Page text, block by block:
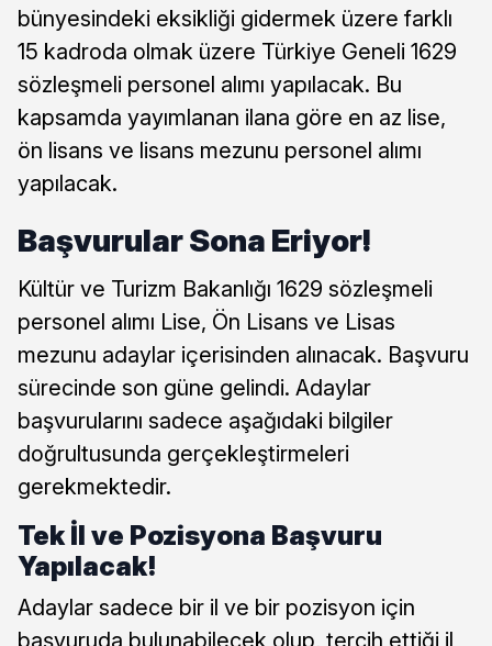
bünyesindeki eksikliği gidermek üzere farklı
15 kadroda olmak üzere Türkiye Geneli 1629
sözleşmeli personel alımı yapılacak. Bu
kapsamda yayımlanan ilana göre en az lise,
ön lisans ve lisans mezunu personel alımı
yapılacak.
Başvurular Sona Eriyor!
Kültür ve Turizm Bakanlığı 1629 sözleşmeli
personel alımı Lise, Ön Lisans ve Lisas
mezunu adaylar içerisinden alınacak. Başvuru
sürecinde son güne gelindi. Adaylar
başvurularını sadece aşağıdaki bilgiler
doğrultusunda gerçekleştirmeleri
gerekmektedir.
Tek İl ve Pozisyona Başvuru
Yapılacak!
Adaylar sadece bir il ve bir pozisyon için
başvuruda bulunabilecek olup, tercih ettiği il